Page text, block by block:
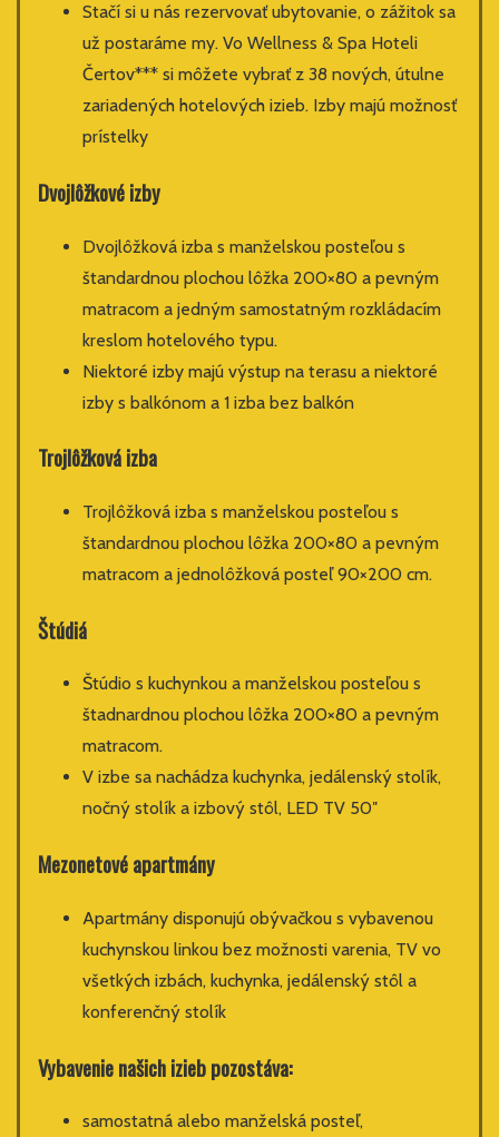
Stačí si u nás rezervovať ubytovanie, o zážitok sa
už postaráme my. Vo Wellness & Spa Hoteli
Čertov*** si môžete vybrať z 38 nových, útulne
zariadených hotelových izieb. Izby majú možnosť
prístelky
Dvojlôžkové izby
Dvojlôžková izba s manželskou posteľou s
štandardnou plochou lôžka 200×80 a pevným
matracom a jedným samostatným rozkládacím
kreslom hotelového typu.
Niektoré izby majú výstup na terasu a niektoré
izby s balkónom a 1 izba bez balkón
Trojlôžková izba
Trojlôžková izba s manželskou posteľou s
štandardnou plochou lôžka 200×80 a pevným
matracom a jednolôžková posteľ 90×200 cm.
Štúdiá
Štúdio s kuchynkou a manželskou posteľou s
štadnardnou plochou lôžka 200×80 a pevným
matracom.
V izbe sa nachádza kuchynka, jedálenský stolík,
nočný stolík a izbový stôl, LED TV 50″
Mezonetové apartmány
Apartmány disponujú obývačkou s vybavenou
kuchynskou linkou bez možnosti varenia, TV vo
všetkých izbách, kuchynka, jedálenský stôl a
konferenčný stolík
Vybavenie našich izieb pozostáva:
samostatná alebo manželská posteľ,